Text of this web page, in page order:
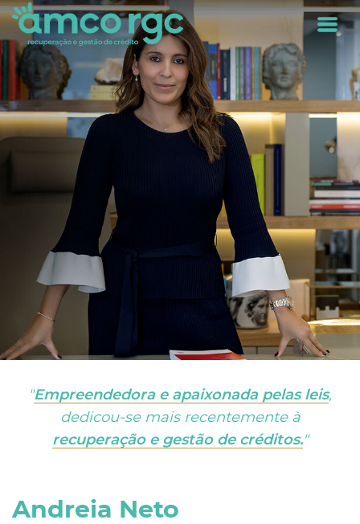
"Empreendedora e apaixonada pelas leis,
dedicou-se mais recentemente à
recuperação e gestão de créditos."
Andreia Neto